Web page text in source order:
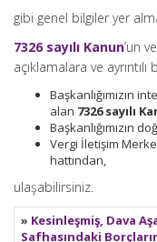
gibi genel bilgiler yer
7326 sayılı Kanun’un
açıklamalara ve ayrıntılı
Başkanlığımızın
alan 7326 sayılı
Başkanlığımızın
Vergi İletişim
hattından,
ulaşabilirsiniz.
» Kesinleşmiş, Dava
Safhasındaki